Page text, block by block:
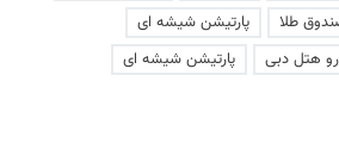
طلا
پارتیشن شیشه ای
هتل دبی پارتیشن شیشه ای